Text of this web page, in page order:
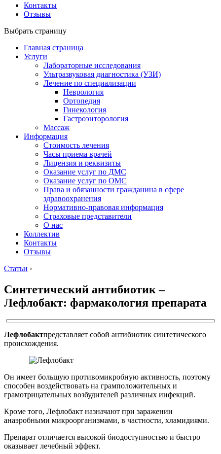
Контакты
Отзывы
Выбрать страницу
Главная страница
Услуги
Лабораторные исследования
Ультразвуковая диагностика (УЗИ)
Лечение по специализации
Неврология
Ортопедия
Гинекология
Гастроэнторология
Массаж
Информация
Стоимость лечения
Часы приема врачей
Лицензия и реквизиты
Оказание услуг по ДМС
Оказание услуг по ОМС
Права и обязанности гражданина в сфере
здравоохранения
Нормативно-правовая информация
Страховые представители
О нас
Коллектив
Контакты
Отзывы
Статьи ›
Синтетический антибиотик –
Лефлобакт: фармакология препарата
Лефлобактпредставляет собой антибиотик синтетического
происхождения.
Он имеет большую противомикробную активность, поэтому
способен воздействовать на грамположительных и
грамотрицательных возбудителей различных инфекций.
Кроме того, Лефлобакт назначают при заражении
анаэробными микроорганизмами, в частности, хламидиями.
Препарат отличается высокой биодоступностью и быстро
оказывает лечебный эффект.